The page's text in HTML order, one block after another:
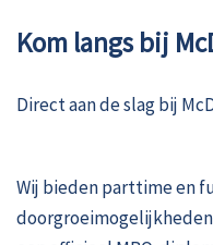
Kom langs bij
Direct aan de slag bij
Wij bieden parttime en